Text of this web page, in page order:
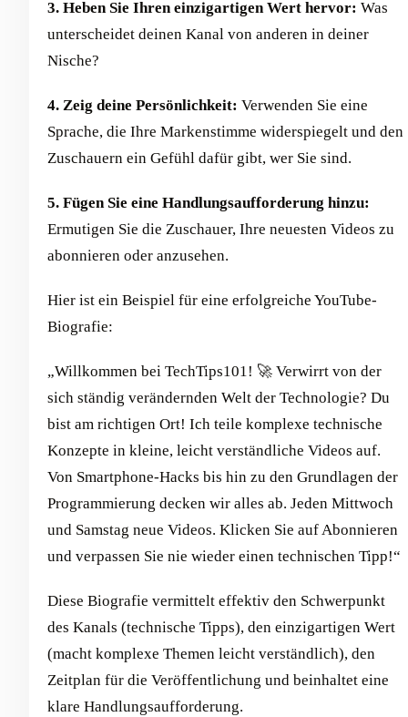
3. Heben Sie Ihren einzigartigen Wert hervor: Was
unterscheidet deinen Kanal von anderen in deiner
Nische?
4. Zeig deine Persönlichkeit: Verwenden Sie eine
Sprache, die Ihre Markenstimme widerspiegelt und den
Zuschauern ein Gefühl dafür gibt, wer Sie sind.
5. Fügen Sie eine Handlungsaufforderung hinzu:
Ermutigen Sie die Zuschauer, Ihre neuesten Videos zu
abonnieren oder anzusehen.
Hier ist ein Beispiel für eine erfolgreiche YouTube-
Biografie:
„Willkommen bei TechTips101! 🚀 Verwirrt von der
sich ständig verändernden Welt der Technologie? Du
bist am richtigen Ort! Ich teile komplexe technische
Konzepte in kleine, leicht verständliche Videos auf.
Von Smartphone-Hacks bis hin zu den Grundlagen der
Programmierung decken wir alles ab. Jeden Mittwoch
und Samstag neue Videos. Klicken Sie auf Abonnieren
und verpassen Sie nie wieder einen technischen Tipp!“
Diese Biografie vermittelt effektiv den Schwerpunkt
des Kanals (technische Tipps), den einzigartigen Wert
(macht komplexe Themen leicht verständlich), den
Zeitplan für die Veröffentlichung und beinhaltet eine
klare Handlungsaufforderung.